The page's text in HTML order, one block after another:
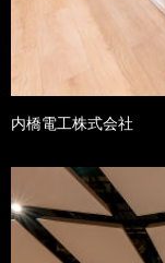
内橋電工株式会社